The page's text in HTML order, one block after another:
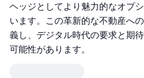
ヘッジとしてより魅力的なオプ
います。この革新的な不動産へ
義し、デジタル時代の要求と期
可能性があります。